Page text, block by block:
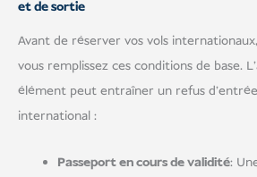
et de sortie
Avant de réserver vos vols
vous remplissez ces conditions de base.
élément peut entraîner un refus
international :
Passeport en cours de validité: